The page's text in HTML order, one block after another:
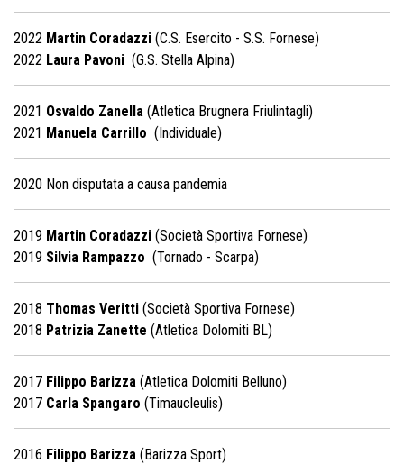
2022 Martin Coradazzi (C.S. Esercito - S.S. Fornese)
2022 Laura Pavoni (G.S. Stella Alpina)
2021 Osvaldo Zanella (Atletica Brugnera Friulintagli)
2021 Manuela Carrillo (Individuale)
2020 Non disputata a causa pandemia
2019 Martin Coradazzi (Società Sportiva Fornese)
2019 Silvia Rampazzo (Tornado - Scarpa)
2018 Thomas Veritti (Società Sportiva Fornese)
2018 Patrizia Zanette (Atletica Dolomiti BL)
2017 Filippo Barizza (Atletica Dolomiti Belluno)
2017 Carla Spangaro (Timaucleulis)
2016 Filippo Barizza (Barizza Sport)